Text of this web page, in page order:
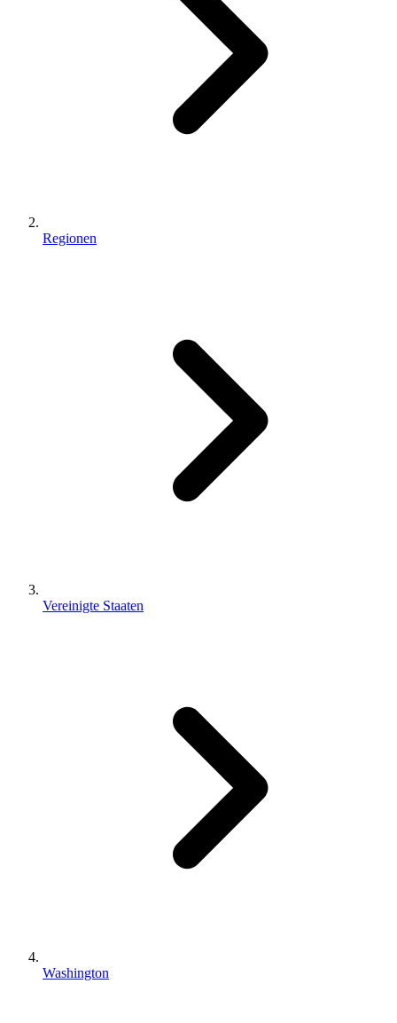
Regionen
Vereinigte Staaten
Washington